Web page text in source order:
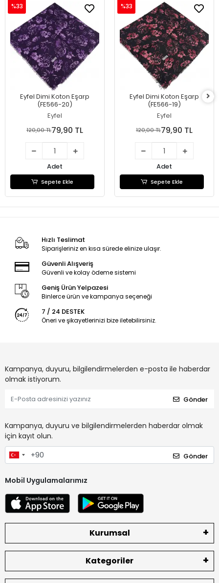
Eyfel Dimi Koton Eşarp
(FE566-20)
Eyfel
%33
120,00 TL79,90 TL
Adet
Sepete Ekle
Eyfel Dimi Koton Eşarp
(FE566-19)
Eyfel
%33
120,00 TL79,90 TL
Adet
Sepete Ekle
Hızlı Teslimat
Siparişleriniz en kısa sürede elinize ulaşır.
Güvenli Alışveriş
Güvenli ve kolay ödeme sistemi
Geniş Ürün Yelpazesi
Binlerce ürün ve kampanya seçeneği
7 / 24 DESTEK
Öneri ve şikayetlerinizi bize iletebilirsiniz.
Kampanya, duyuru, bilgilendirmelerden e-posta ile haberdar
olmak istiyorum.
Gönder
Kampanya, duyuru ve bilgilendirmelerden haberdar olmak
için kayıt olun.
Gönder
Mobil Uygulamalarımız
Kurumsal
Kategoriler